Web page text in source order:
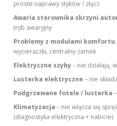
proste naprawy styków / złącz
Awaria sterownika skrzyni
tryb awaryjny
Problemy z modułami komfortu
wycieraczki, centralny zamek
Elektryczne szyby– nie działają,
Lusterka elektryczne – nie
Podgrzewane fotele / lusterka
Klimatyzacja – nie włącza się
(diagnostyka elektryczna + nabicie)